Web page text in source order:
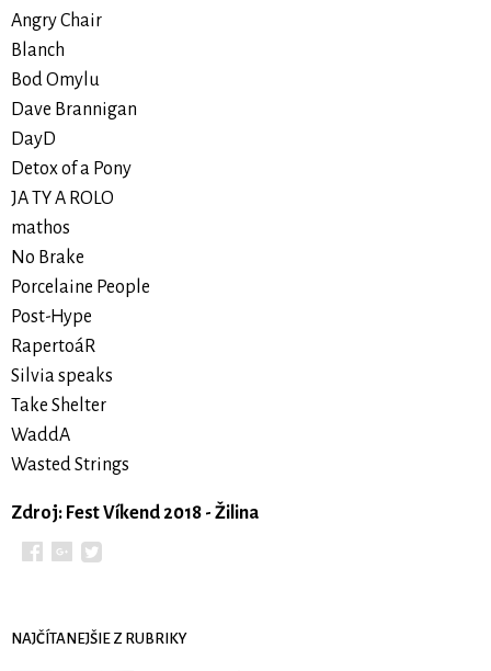
Angry Chair
Blanch
Bod Omylu
Dave Brannigan
DayD
Detox of a Pony
JA TY A ROLO
mathos
No Brake
Porcelaine People
Post-Hype
RapertoáR
Silvia speaks
Take Shelter
WaddA
Wasted Strings
Zdroj: Fest Víkend 2018 - Žilina
NAJČÍTANEJŠIE Z RUBRIKY